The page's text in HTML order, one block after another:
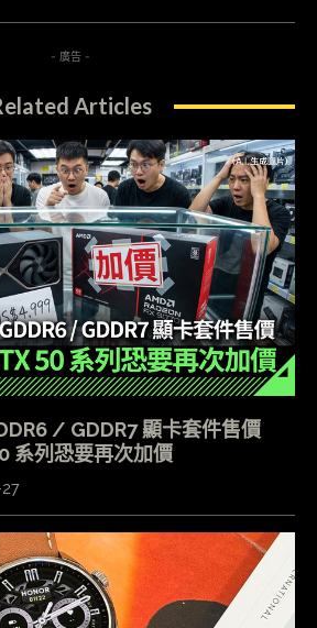
- 廣告 -
Articles
/ GDDR7 顯卡套件售價
系列恐要再次加價